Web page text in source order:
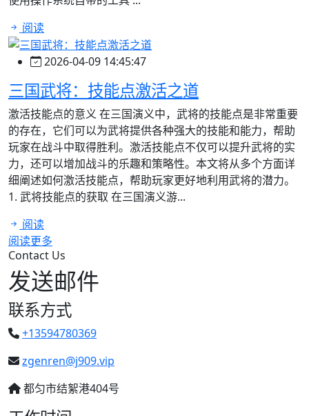
阅读
2026-04-09 14:45:47
三国武将：技能点激活之道
激活技能点的意义 在三国演义中，武将的技能点是非常重要
的存在，它们可以为武将提供各种强大的技能和能力，帮助
玩家在战斗中取得胜利。激活技能点不仅可以提升武将的实
力，还可以增加战斗的乐趣和策略性。本文将从多个方面详
细阐述如何激活技能点，帮助玩家更好地利用武将的潜力。
1. 武将技能点的获取 在三国演义游...
阅读
阅读更多
Contact Us
发送邮件
联系方式
+13594780369
zgenren@j909.vip
都匀市结絮港404号